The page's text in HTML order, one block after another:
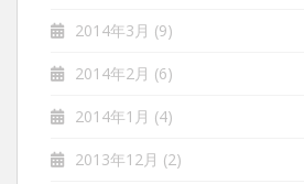
2014年3月 (9)
2014年2月 (6)
2014年1月 (4)
2013年12月 (2)